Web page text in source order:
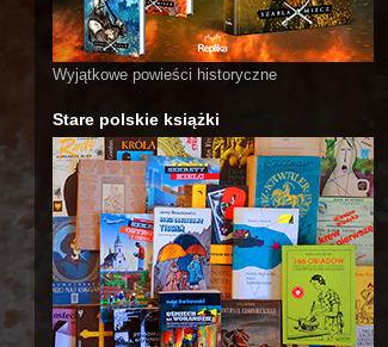
Wyjątkowe powieści historyczne
Stare polskie książki